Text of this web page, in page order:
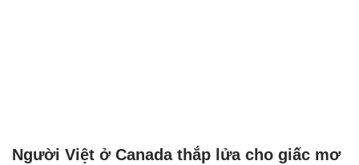
Người Việt ở Canada thắp lửa cho giấc mơ